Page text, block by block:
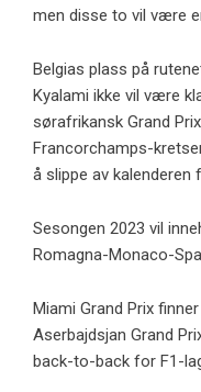
men disse to vil være
Belgias plass på
Kyalami ikke vil være
sørafrikansk Grand
Francorchamps-
å slippe av kalenderen
Sesongen 2023 vil
Romagna-Monaco-
Miami Grand Prix
Aserbajdsjan Grand
back-to-back for F1-